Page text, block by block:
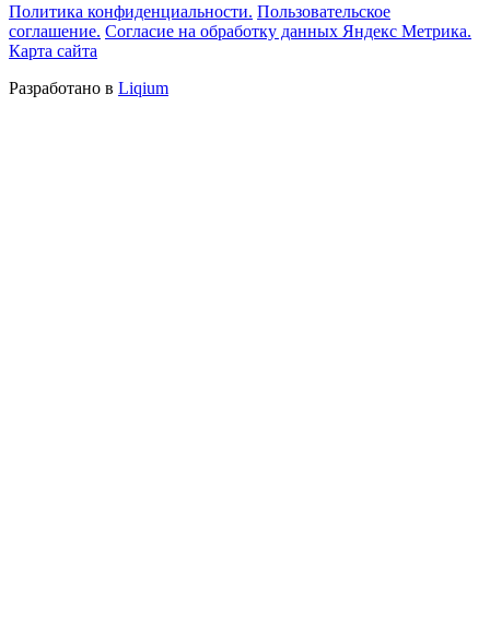
Политика конфиденциальности. Пользовательское
соглашение. Согласие на обработку данных Яндекс Метрика.
Карта сайта
Разработано в Liqium